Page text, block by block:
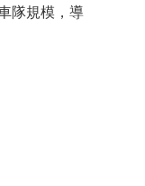
隊規模，導